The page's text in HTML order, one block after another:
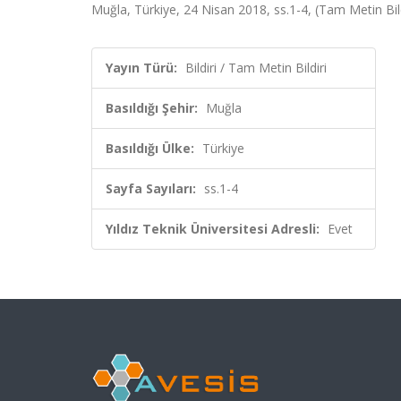
Muğla, Türkiye, 24 Nisan 2018, ss.1-4, (Tam Metin
Yayın Türü: Bildiri / Tam Metin Bildiri
Basıldığı Şehir: Muğla
Basıldığı Ülke: Türkiye
Sayfa Sayıları: ss.1-4
Yıldız Teknik Üniversitesi Adresli: Evet